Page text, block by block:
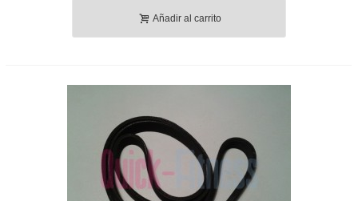
Añadir al carrito